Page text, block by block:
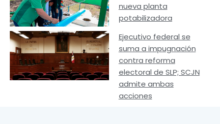
nueva planta
potabilizadora
Ejecutivo federal se
suma a impugnación
contra reforma
electoral de SLP; SCJN
admite ambas
acciones